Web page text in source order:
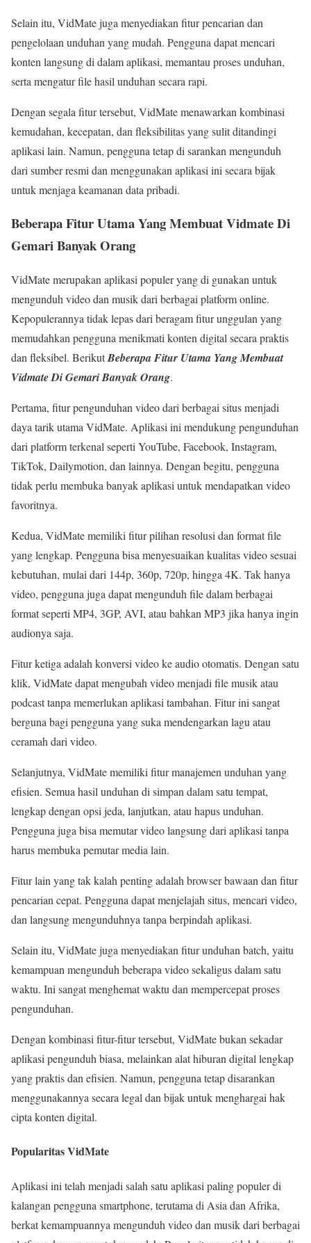
Selain itu, VidMate juga menyediakan fitur pencarian dan
pengelolaan unduhan yang mudah. Pengguna dapat mencari
konten langsung di dalam aplikasi, memantau proses unduhan,
serta mengatur file hasil unduhan secara rapi.
Dengan segala fitur tersebut, VidMate menawarkan kombinasi
kemudahan, kecepatan, dan fleksibilitas yang sulit ditandingi
aplikasi lain. Namun, pengguna tetap di sarankan mengunduh
dari sumber resmi dan menggunakan aplikasi ini secara bijak
untuk menjaga keamanan data pribadi.
Beberapa Fitur Utama Yang Membuat Vidmate Di
Gemari Banyak Orang
VidMate merupakan aplikasi populer yang di gunakan untuk
mengunduh video dan musik dari berbagai platform online.
Kepopulerannya tidak lepas dari beragam fitur unggulan yang
memudahkan pengguna menikmati konten digital secara praktis
dan fleksibel. BerikutBeberapa Fitur Utama Yang Membuat
Vidmate Di Gemari Banyak Orang.
Pertama, fitur pengunduhan video dari berbagai situs menjadi
daya tarik utama VidMate. Aplikasi ini mendukung pengunduhan
dari platform terkenal seperti YouTube, Facebook, Instagram,
TikTok, Dailymotion, dan lainnya. Dengan begitu, pengguna
tidak perlu membuka banyak aplikasi untuk mendapatkan video
favoritnya.
Kedua, VidMate memiliki fitur pilihan resolusi dan format file
yang lengkap. Pengguna bisa menyesuaikan kualitas video sesuai
kebutuhan, mulai dari 144p, 360p, 720p, hingga 4K. Tak hanya
video, pengguna juga dapat mengunduh file dalam berbagai
format seperti MP4, 3GP, AVI, atau bahkan MP3 jika hanya ingin
audionya saja.
Fitur ketiga adalah konversi video ke audio otomatis. Dengan satu
klik, VidMate dapat mengubah video menjadi file musik atau
podcast tanpa memerlukan aplikasi tambahan. Fitur ini sangat
berguna bagi pengguna yang suka mendengarkan lagu atau
ceramah dari video.
Selanjutnya, VidMate memiliki fitur manajemen unduhan yang
efisien. Semua hasil unduhan di simpan dalam satu tempat,
lengkap dengan opsi jeda, lanjutkan, atau hapus unduhan.
Pengguna juga bisa memutar video langsung dari aplikasi tanpa
harus membuka pemutar media lain.
Fitur lain yang tak kalah penting adalah browser bawaan dan fitur
pencarian cepat. Pengguna dapat menjelajah situs, mencari video,
dan langsung mengunduhnya tanpa berpindah aplikasi.
Selain itu, VidMate juga menyediakan fitur unduhan batch, yaitu
kemampuan mengunduh beberapa video sekaligus dalam satu
waktu. Ini sangat menghemat waktu dan mempercepat proses
pengunduhan.
Dengan kombinasi fitur-fitur tersebut, VidMate bukan sekadar
aplikasi pengunduh biasa, melainkan alat hiburan digital lengkap
yang praktis dan efisien. Namun, pengguna tetap disarankan
menggunakannya secara legal dan bijak untuk menghargai hak
cipta konten digital.
Popularitas VidMate
Aplikasi ini telah menjadi salah satu aplikasi paling populer di
kalangan pengguna smartphone, terutama di Asia dan Afrika,
berkat kemampuannya mengunduh video dan musik dari berbagai